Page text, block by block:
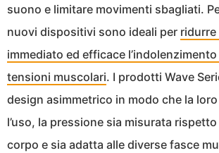
suono e limitare movimenti sbagliati.
nuovi dispositivi sono ideali per ridurre
immediato ed efficace
tensioni muscolari. I prodotti Wave
design asimmetrico in modo che la
l’uso, la pressione sia misurata
corpo e sia adatta alle diverse fasce